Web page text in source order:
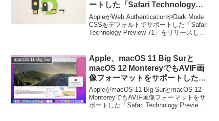
ートした「Safari Technology
Preview 71」をリリース。
AppleがWeb AuthenticationやDark Mode
CSSをデフォルトでサポートした「Safari
Technology Preview 71」をリリースして
macOS 11 Big Sur
Apple、macOS 11 Big Surと
macOS 12 MontereyでもAVIF画
像フォーマットをサポートした
「Safari Technology Preview
v158」を公開。
AppleがmacOS 11 Big SurとmacOS 12
MontereyでもAVIF画像フォーマットをサ
ポートした「Safari Technology Preview